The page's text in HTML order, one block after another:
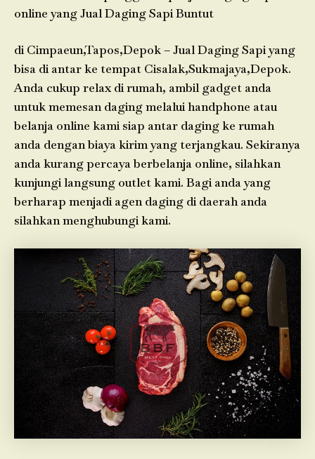
online yang Jual Daging Sapi Buntut
di Cimpaeun,Tapos,Depok – Jual Daging Sapi yang
bisa di antar ke tempat Cisalak,Sukmajaya,Depok.
Anda cukup relax di rumah, ambil gadget anda
untuk memesan daging melalui handphone atau
belanja online kami siap antar daging ke rumah
anda dengan biaya kirim yang terjangkau. Sekiranya
anda kurang percaya berbelanja online, silahkan
kunjungi langsung outlet kami. Bagi anda yang
berharap menjadi agen daging di daerah anda
silahkan menghubungi kami.